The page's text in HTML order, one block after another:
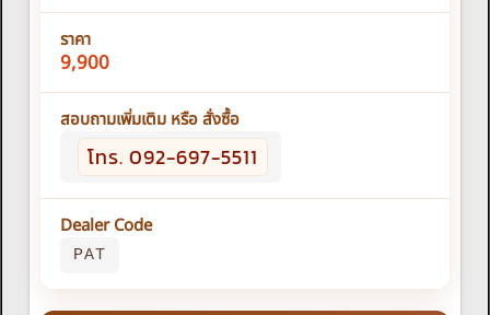
ราคา
9,900
สอบถามเพิ่มเติม หรือ สั่งซื้อ
โทร. 092-697-5511
Dealer Code
PAT